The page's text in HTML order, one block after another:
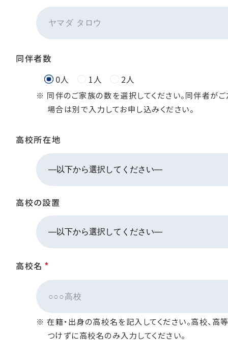
同伴者数
0人
1人 2人
※ 同伴のご家族の数を選択してください。同伴者が
場合は別で入力してお申し込みください。
高校所在地
高校の設置
高校名 *
※ 在籍・出身の高校名を記入してください。高校、高
つけずに高校名のみ入力してください。